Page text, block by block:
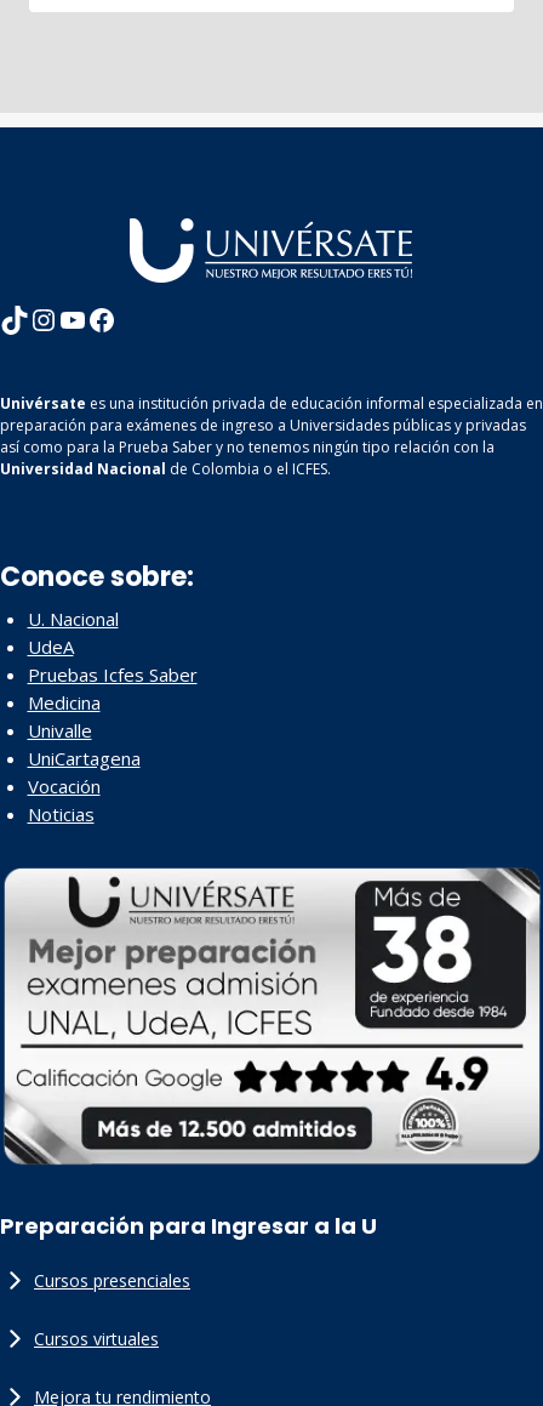
TikTok InstagramYouTube Facebook
Univérsate es una institución privada de educación informal especializada en
preparación para exámenes de ingreso a Universidades públicas y privadas
así como para la Prueba Saber y no tenemos ningún tipo relación con la
Universidad Nacional de Colombia o el ICFES.
Conoce sobre:
U. Nacional
UdeA
Pruebas Icfes Saber
Medicina
Univalle
UniCartagena
Vocación
Noticias
Preparación para Ingresar a la U
Cursos presenciales
Cursos virtuales
Mejora tu rendimiento